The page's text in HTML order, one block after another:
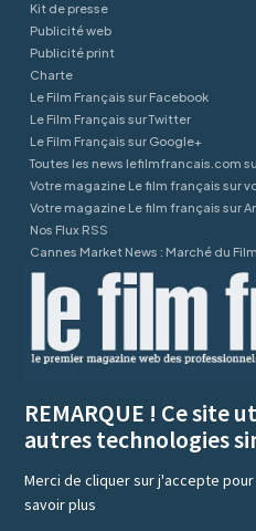
Kit de presse
Publicité web
Publicité print
Charte
Le Film Français sur Facebook
Le Film Français sur Twitter
Le Film Français sur Google+
Toutes les news lefilmfrancais.com
Votre magazine Le film français sur
Votre magazine Le film français sur
Nos Flux RSS
Cannes Market News : Marché du
REMARQUE ! Ce site
autres technologies
Merci de cliquer sur j'accepte
savoir plus